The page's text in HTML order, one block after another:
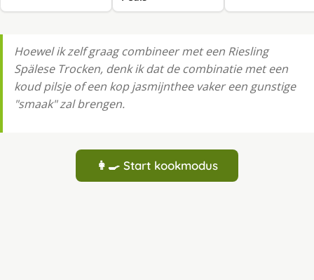
Hoewel ik zelf graag combineer met een Riesling
Spälese Trocken, denk ik dat de combinatie met een
koud pilsje of een kop jasmijnthee vaker een gunstige
"smaak" zal brengen.
👩‍🍳 Start kookmodus